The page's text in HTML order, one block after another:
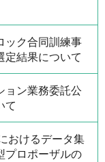
ック合同訓練事
定結果について
ョン業務委託公
て
おけるデータ集
プロポーザルの